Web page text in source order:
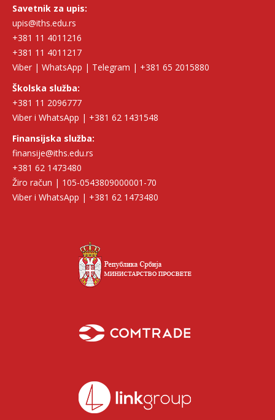
Savetnik za upis:
upis@iths.edu.rs
+381 11 4011216
+381 11 4011217
Viber | WhatsApp | Telegram | +381 65 2015880
Školska služba:
+381 11 2096777
Viber i WhatsApp | +381 62 1431548
Finansijska služba:
finansije@iths.edu.rs
+381 62 1473480
Žiro račun | 105-0543809000001-70
Viber i WhatsApp | +381 62 1473480